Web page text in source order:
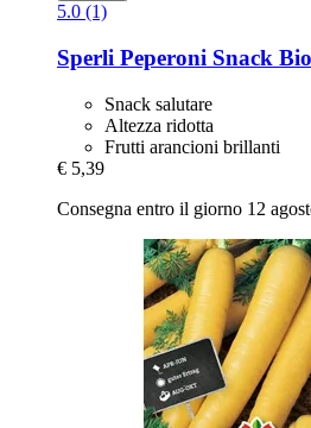
5.0 (1)
Sperli Peperoni Snack
Snack salutare
Altezza ridotta
Frutti arancioni brillanti
€ 5,39
Consegna entro il giorno 12